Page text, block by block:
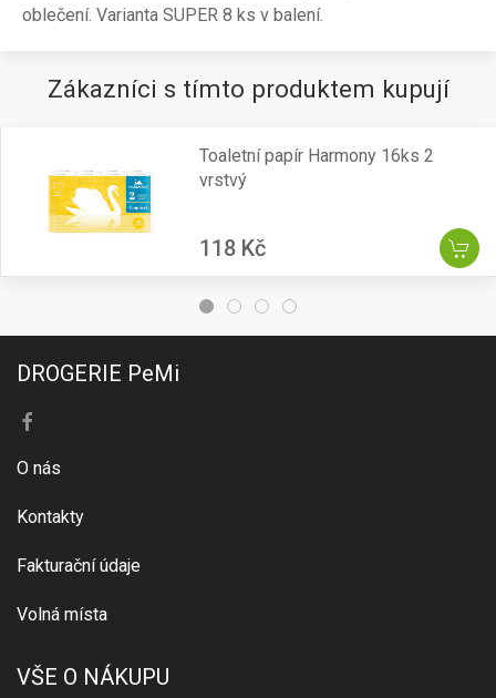
oblečení. Varianta SUPER 8 ks v balení.
Zákazníci s tímto produktem kupují
Toaletní papír Harmony 16ks 2
vrstvý
118 Kč
DROGERIE PeMi
O nás
Kontakty
Fakturační údaje
Volná místa
VŠE O NÁKUPU